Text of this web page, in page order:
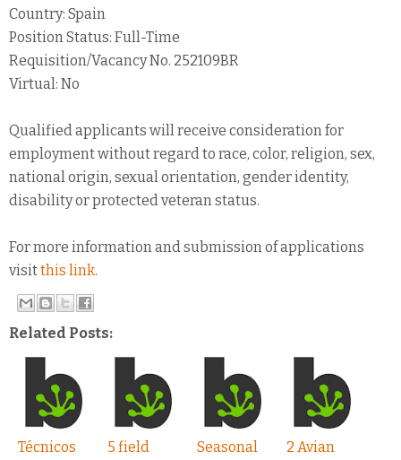
Country: Spain
Position Status: Full-Time
Requisition/Vacancy No. 252109BR
Virtual: No
Qualified applicants will receive consideration for
employment without regard to race, color, religion, sex,
national origin, sexual orientation, gender identity,
disability or protected veteran status.
For more information and submission of applications
visitthis link.
Related Posts:
Técnicos
5 field
Seasonal
2 Avian